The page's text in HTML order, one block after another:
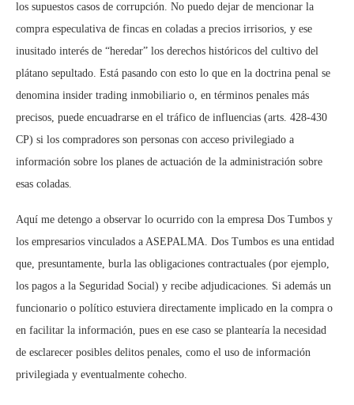
los supuestos casos de corrupción. No puedo dejar de mencionar la
compra especulativa de fincas en coladas a precios irrisorios, y ese
inusitado interés de “heredar” los derechos históricos del cultivo del
plátano sepultado. Está pasando con esto lo que en la doctrina penal se
denomina insider trading inmobiliario o, en términos penales más
precisos, puede encuadrarse en el tráfico de influencias (arts. 428-430
CP) si los compradores son personas con acceso privilegiado a
información sobre los planes de actuación de la administración sobre
esas coladas.
Aquí me detengo a observar lo ocurrido con la empresa Dos Tumbos y
los empresarios vinculados a ASEPALMA. Dos Tumbos es una entidad
que, presuntamente, burla las obligaciones contractuales (por ejemplo,
los pagos a la Seguridad Social) y recibe adjudicaciones. Si además un
funcionario o político estuviera directamente implicado en la compra o
en facilitar la información, pues en ese caso se plantearía la necesidad
de esclarecer posibles delitos penales, como el uso de información
privilegiada y eventualmente cohecho.